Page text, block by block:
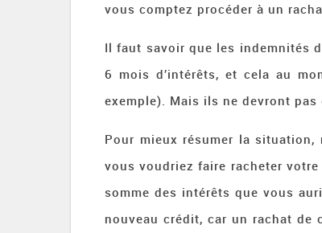
vous comptez procéder à un
Il faut savoir que les indemnités
6 mois d’intérêts, et cela au
exemple). Mais ils ne devront
Pour mieux résumer la
vous voudriez faire racheter
somme des intérêts que vous
nouveau crédit, car un rachat de